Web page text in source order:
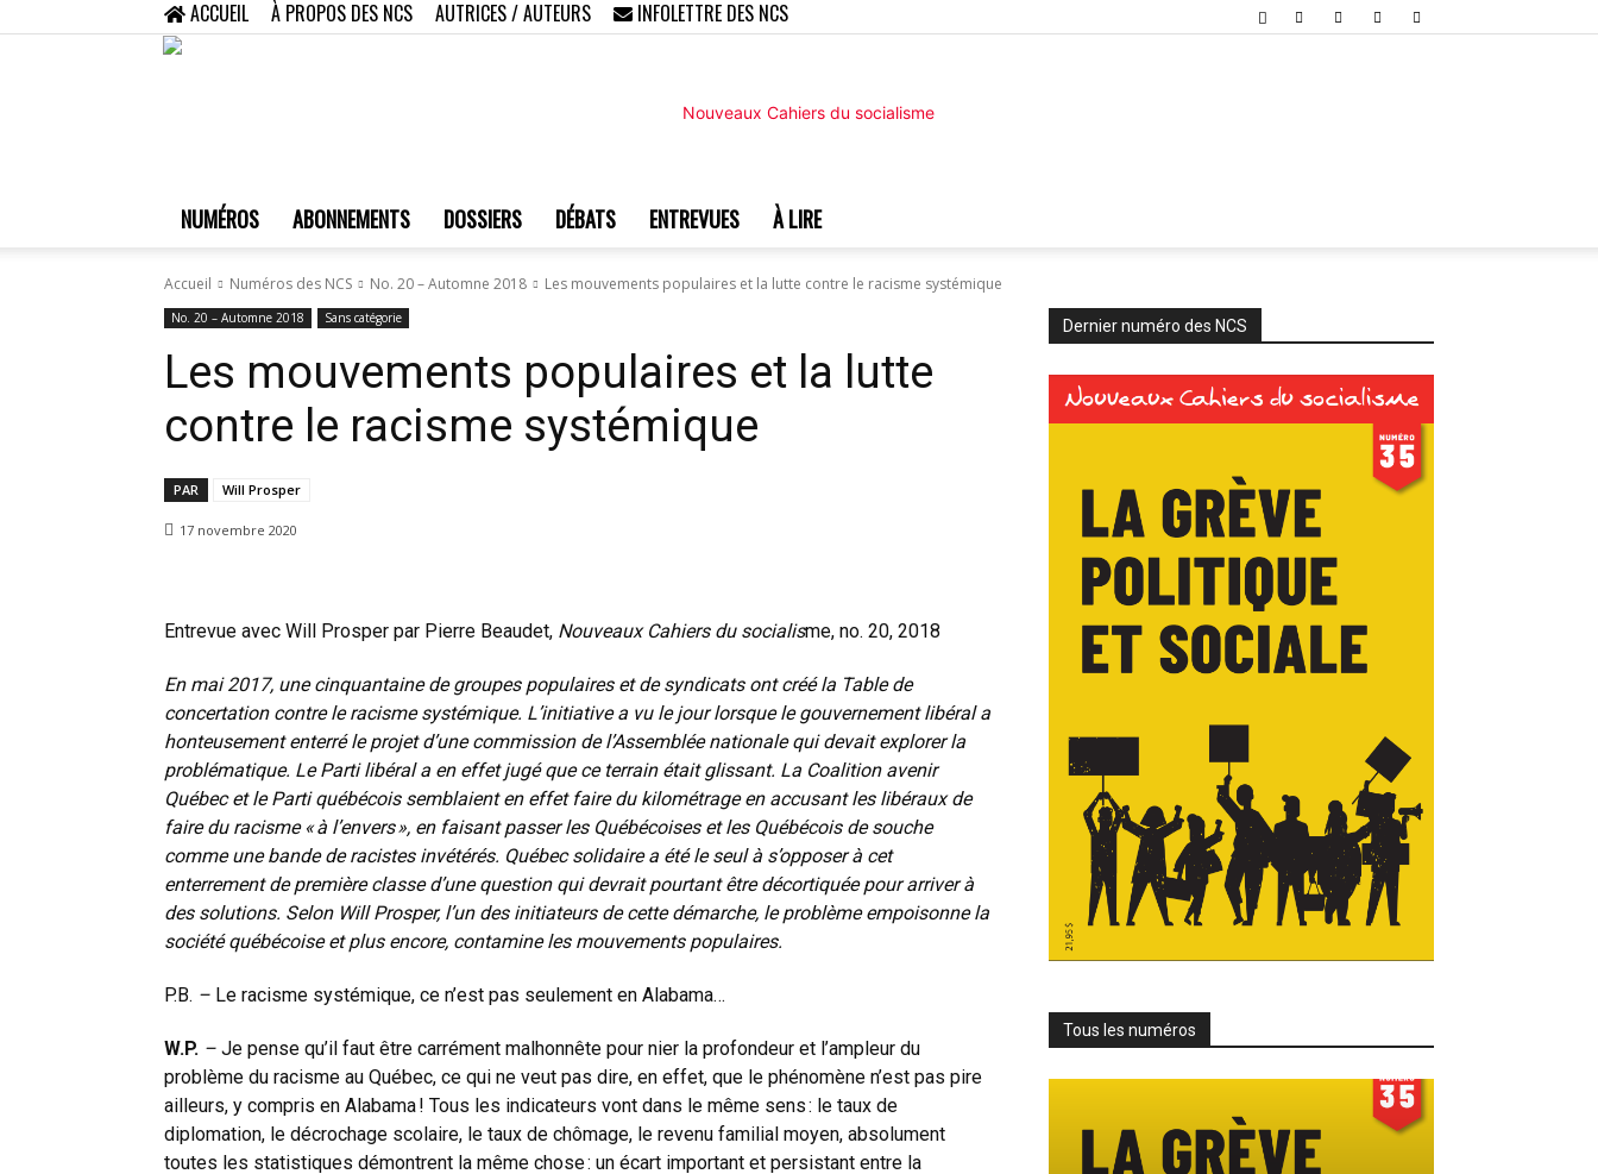
ACCUEIL À PROPOS DES NCS AUTRICES / AUTEURS INFOLETTRE DES NCS
socialisme
NUMÉROS ABONNEMENTS DOSSIERS DÉBATS ENTREVUES À LIRE
Accueil Numéros des NCS No. 20 – Automne 2018 Les mouvements populaires et la lutte contre le racisme systémique
No. 20 – Automne 2018 Sans catégorie
Les mouvements populaires et la lutte
contre le racisme systémique
PAR Will Prosper
17 novembre 2020
Entrevue avec Will Prosper par Pierre Beaudet, Nouveaux Cahiers du socialisme, no. 20, 2018
En mai 2017, une cinquantaine de groupes populaires et de syndicats ont créé la Table de
concertation contre le racisme systémique. L’initiative a vu le jour lorsque le gouvernement libéral a
honteusement enterré le projet d’une commission de l’Assemblée nationale qui devait explorer la
problématique. Le Parti libéral a en effet jugé que ce terrain était glissant. La Coalition avenir
Québec et le Parti québécois semblaient en effet faire du kilométrage en accusant les libéraux de
faire du racisme « à l’envers », en faisant passer les Québécoises et les Québécois de souche
comme une bande de racistes invétérés. Québec solidaire a été le seul à s’opposer à cet
enterrement de première classe d’une question qui devrait pourtant être décortiquée pour arriver à
des solutions. Selon Will Prosper, l’un des initiateurs de cette démarche, le problème empoisonne la
société québécoise et plus encore, contamine les mouvements populaires.
P.B. – Le racisme systémique, ce n’est pas seulement en Alabama…
W.P. – Je pense qu’il faut être carrément malhonnête pour nier la profondeur et l’ampleur du
problème du racisme au Québec, ce qui ne veut pas dire, en effet, que le phénomène n’est pas pire
ailleurs, y compris en Alabama ! Tous les indicateurs vont dans le même sens : le taux de
diplomation, le décrochage scolaire, le taux de chômage, le revenu familial moyen, absolument
toutes les statistiques démontrent la même chose : un écart important et persistant entre la
Dernier numéro des NCS
Tous les numéros